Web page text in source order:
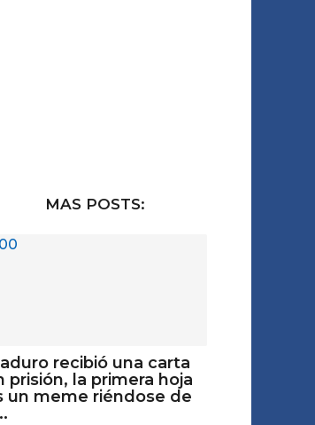
MAS POSTS:
recibió una carta
prisión, la primera hoja
un meme riéndose de